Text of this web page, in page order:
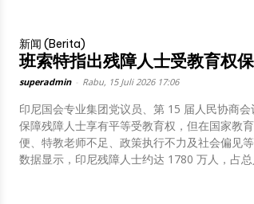
新闻 (Berita)
班索特指出残障人士受教育权
superadmin Rabu, 15 Juli 2026 17:06
印尼国会专业集团党议员、第 15 届人民协商
保障残障人士享有平等受教育权，但在国家教
便、特教老师不足、政策执行不力及社会偏见等因素，
数据显示，印尼残障人士约达 1780 万人，占